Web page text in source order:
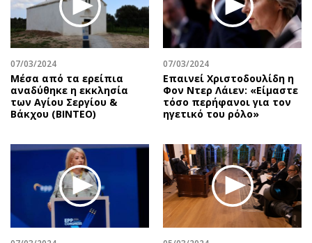
07/03/2024
Μέσα από τα ερείπια
αναδύθηκε η εκκλησία
των Αγίου Σεργίου &
Βάκχου (ΒΙΝΤΕΟ)
07/03/2024
Επαινεί Χριστοδουλίδη η
Φον Ντερ Λάιεν: «Είμαστε
τόσο περήφανοι για τον
ηγετικό του ρόλο»